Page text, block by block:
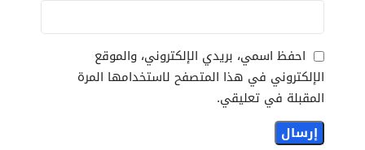
احفظ اسمي، بريدي الإلكتروني، والموقع
الإلكتروني في هذا المتصفح لاستخدامها المرة
المقبلة في تعليقي.